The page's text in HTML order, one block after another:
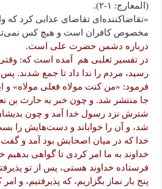
(المعارج: ۱-۲).
«تقاضاکننده‌ای تقاضای عذابی کرد که
مخصوص کافران است و هیچ کس
درباره دشمن حضرت علی است.
در تفسیر ثعلبی هم آمده است که:
رسید، مردم را ندا داد تا جمع شدند.
فرمود: «من کنت مولاه فعلی مولاه» و
جا منتشر شد. و چون خبر به حارث بن
شترش نزد رسول خدا آمد و چون
شد، و آن را خواباند و دست‌هایش را
خدا که در میان اصحابش بود آمد و
خداوند به ما امر کردی تا گواهی
فرستاده خداوند هستی، پس از تو
پنج بار نماز بگزاریم، که پذیرفتیم، و